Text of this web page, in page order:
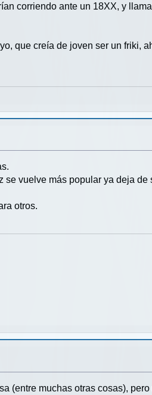
corriendo ante un 18XX, y
que creía de joven ser un friki,
vuelve más popular ya deja de
otros.
(entre muchas otras cosas),